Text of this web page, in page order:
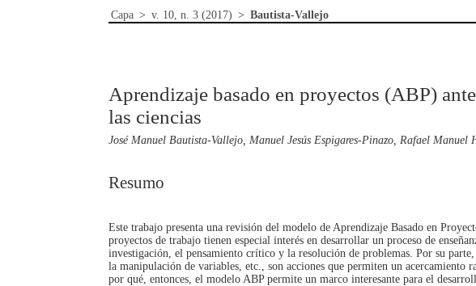
Capa > v. 10, n. 3 (2017) > Bautista-Vallejo
Aprendizaje basado en proyectos (ABP)
las ciencias
José Manuel Bautista-Vallejo, Manuel Jesús Espigares-Pinazo, Rafael Manuel
Resumo
Este trabajo presenta una revisión del modelo de Aprendizaje Basado en
proyectos de trabajo tienen especial interés en desarrollar un proceso de
investigación, el pensamiento crítico y la resolución de problemas. Por su
la manipulación de variables, etc., son acciones que permiten un acercamiento
por qué, entonces, el modelo ABP permite un marco interesante para el